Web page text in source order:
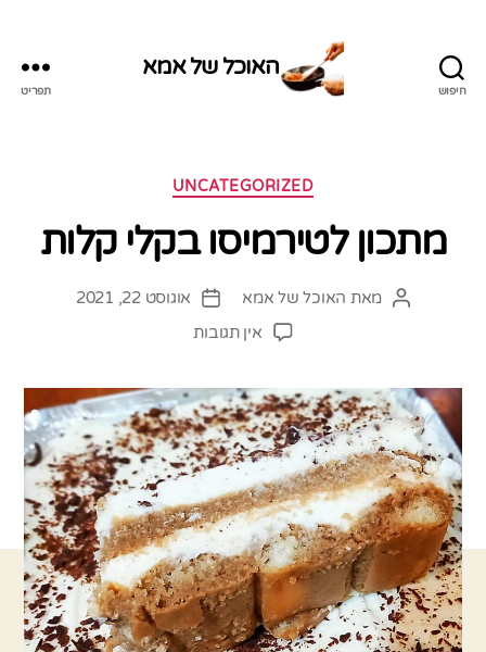
חיפוש
האוכל של אמא
תפריט
קטגוריות
UNCATEGORIZED
מתכון לטירמיסו בקלי קלות
המחבר
מאת האוכל של אמא
תאריךאוגוסט 22, 2021
אין תגובותעל
בקלי
קלות